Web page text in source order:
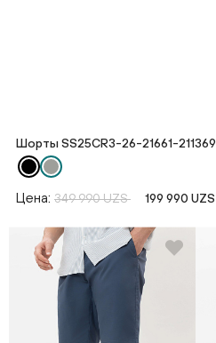
Шорты SS25CR3-26-21661-211369
Цена: 349 990 UZS 199 990 UZS